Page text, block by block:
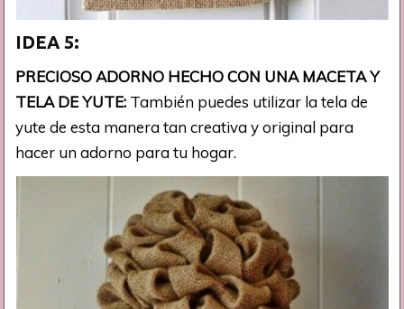
IDEA 5:
PRECIOSO ADORNO HECHO CON UNA MACETA Y
TELA DE YUTE: También puedes utilizar la tela de
yute de esta manera tan creativa y original para
hacer un adorno para tu hogar.